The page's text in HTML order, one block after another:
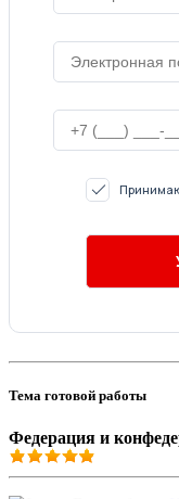
Тема готовой работы
Федерация и